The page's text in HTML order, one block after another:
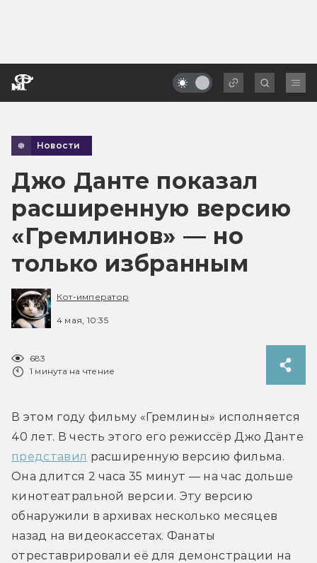
Новости
Джо Данте показал
расширенную версию
«Гремлинов» — но
только избранным
Кот-император
4 мая, 10:35
683
1 минута на чтение
В этом году фильму «Гремлины» исполняется
представил расширенную версию фильма.
Она длится 2 часа 35 минут — на час дольше
кинотеатральной версии. Эту версию
обнаружили в архивах несколько месяцев
назад на видеокассетах. Фанаты
отреставрировали её для демонстрации на